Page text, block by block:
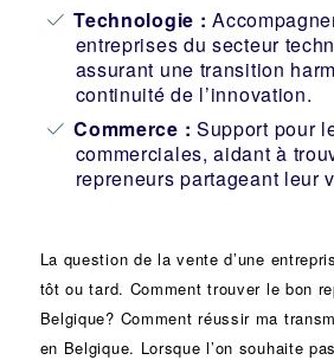
Technologie :
entreprises du secteur
assurant une transition
continuité de l’innovation.
Commerce : Support pour
commerciales, aidant à
repreneurs partageant leur
La question de la vente d’une
tôt ou tard. Comment trouver le bon
Belgique? Comment réussir ma
en Belgique. Lorsque l’on souhaite